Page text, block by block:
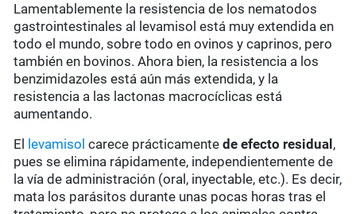
Lamentablemente la resistencia de los nematodos
gastrointestinales al levamisol está muy extendida en
todo el mundo, sobre todo en ovinos y caprinos, pero
también en bovinos. Ahora bien, la resistencia a los
benzimidazoles está aún más extendida, y la
resistencia a las lactonas macrocíclicas está
aumentando.
El
levamisol carece prácticamente de efecto residual ,
pues se elimina rápidamente, independientemente de
la vía de administración (oral, inyectable, etc.). Es decir,
mata los parásitos durante unas pocas horas tras el